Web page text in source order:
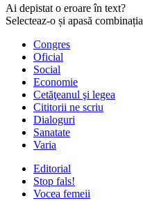
Ai depistat o eroare în text?
Selecteaz-o și apasă
Congres
Oficial
Social
Economie
Cetăţeanul şi legea
Cititorii ne scriu
Dialoguri
Sanatate
Varia
Editorial
Stop fals!
Vocea femeii